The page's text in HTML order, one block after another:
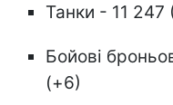
Танки - 11 247
Бойові
(+6)